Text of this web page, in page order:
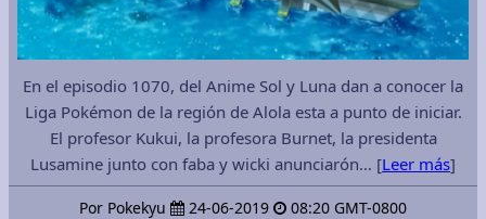
En el episodio 1070, del Anime Sol y Luna dan a conocer la
Liga Pokémon de la región de Alola esta a punto de iniciar.
El profesor Kukui, la profesora Burnet, la presidenta
Lusamine junto con faba y wicki anunciarón… [Leer más]
Por Pokekyu 24-06-2019 08:20 GMT-0800